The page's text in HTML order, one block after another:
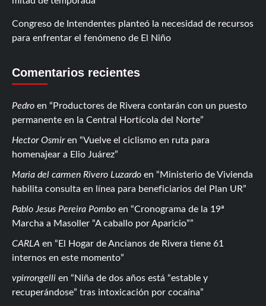
Congreso de Intendentes planteó la necesidad de recursos
para enfrentar el fenómeno de El Niño
Comentarios recientes
Pedro en
Productores de Rivera contarán con un puesto
permanente en la Central Hortícola del Norte
Hector Osmiren
Vuelve el ciclismo en ruta para
homenajear a Elio Juárez
Maria del carmen Rivero Luzardo en
Ministerio de Vivienda
habilita consulta en línea para beneficiarios del Plan UR
Pablo Jesus Pereira Pombo en
Cronograma de la 19ª
Marcha a Masoller “A caballo por Aparicio”
CARLA en
El Hogar de Ancianos de Rivera tiene 61
internos en este momento
vpirrongelli en
Niña de dos años está “estable y
recuperándose” tras intoxicación por cocaína